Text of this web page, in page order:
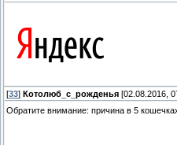
[33] Котолюб_с_рожденья [02.08.2016,
Обратите внимание: причина в 5